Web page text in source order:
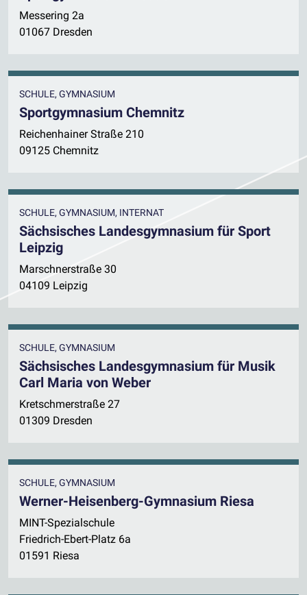
Messering 2a
01067 Dresden
SCHULE, GYMNASIUM
Sportgymnasium Chemnitz
Reichenhainer Straße 210
09125 Chemnitz
SCHULE, GYMNASIUM, INTERNAT
Sächsisches Landesgymnasium für Sport
Leipzig
Marschnerstraße 30
04109 Leipzig
SCHULE, GYMNASIUM
Sächsisches Landesgymnasium für Musik
Carl Maria von Weber
Kretschmerstraße 27
01309 Dresden
SCHULE, GYMNASIUM
Werner-Heisenberg-Gymnasium Riesa
MINT-Spezialschule
Friedrich-Ebert-Platz 6a
01591 Riesa